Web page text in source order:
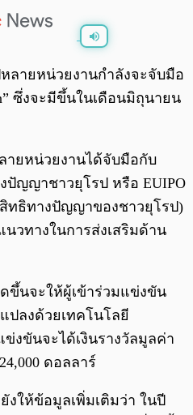
0:00/ 0:00
ลายหน่วยงานกำลังจะจับมือ
ซึ่งจะมีขึ้นในเดือนมิถุนายน
ายหน่วยงานได้จับมือกับ
ญญาชาวยุโรป หรือ EUIPO
ทธิทางปัญญาของชาวยุโรป)
นวทางในการส่งเสริมด้าน
ดขึ้นจะให้ผู้เข้าร่วมแข่งขัน
ลงด้วยเทคโนโลยี
งขันจะได้เงินรางวัลมูลค่า
ดอลลาร์
งให้ข้อมูลเพิ่มเติมว่า ในปี